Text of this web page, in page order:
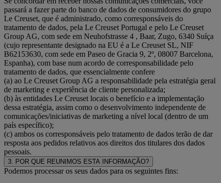
passará a fazer parte do banco de dados de consumidores do grupo
Le Creuset, que é administrado, como corresponsáveis do
tratamento de dados, pela Le Creuset Portugal e pelo Le Creuset
Group AG, com sede em Neuhofstrasse 4 , Baar, Zugo, 6340 Suíça
(cujo representante designado na EU é a Le Creuset SL, NIF
B62153630, com sede em Paseo de Gracia 9, 2º, 08007 Barcelona,
Espanha), com base num acordo de corresponsabilidade pelo
tratamento de dados, que essencialmente confere
(a) ao Le Creuset Group AG a responsabilidade pela estratégia geral
de marketing e experiência de cliente personalizada;
(b) às entidades Le Creuset locais o benefício e a implementação
dessa estratégia, assim como o desenvolvimento independente de
comunicações/iniciativas de marketing a nível local (dentro de um
país específico);
(c) ambos os corresponsáveis pelo tratamento de dados terão de dar
resposta aos pedidos relativos aos direitos dos titulares dos dados
pessoais.
3. POR QUE REUNIMOS ESTA INFORMAÇÃO?
Podemos processar os seus dados para os seguintes fins: